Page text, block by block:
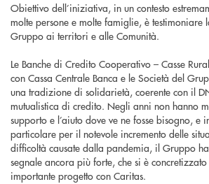
Obiettivo dell’iniziativa, in un contesto
molte persone e molte famiglie, è testimoniare
Gruppo ai territori e alle Comunità.
Le Banche di Credito Cooperativo – Casse
con Cassa Centrale Banca e le Società del
una tradizione di solidarietà, coerente con il
mutualistica di credito. Negli anni non hanno
supporto e l’aiuto dove ve ne fosse bisogno, e
particolare per il notevole incremento delle
difficoltà causate dalla pandemia, il Gruppo
segnale ancora più forte, che si è
importante progetto con Caritas.